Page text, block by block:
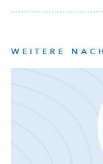
WEITERE